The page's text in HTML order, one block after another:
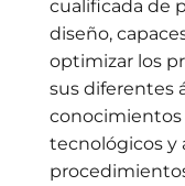
cualificada de
diseño,
optimizar los
sus diferentes
conocimientos
tecnológicos y